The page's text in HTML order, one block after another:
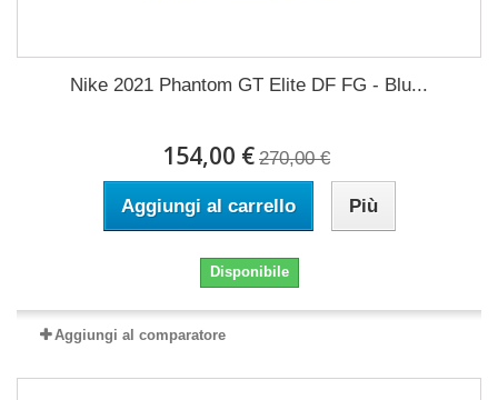
Nike 2021 Phantom GT Elite DF FG - Blu...
154,00 € 270,00 €
Aggiungi al carrello Più
Disponibile
Aggiungi al comparatore